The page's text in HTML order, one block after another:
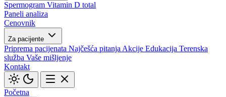
Spermogram Vitamin D total
Paneli analiza
Cenovnik
Za pacijente
Priprema pacijenata Najčešća pitanja Akcije Edukacija Terenska
služba Vaše mišljenje
Kontakt
Početna